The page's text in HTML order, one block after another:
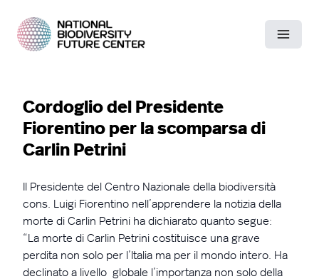
Cordoglio del Presidente
Fiorentino per la scomparsa di
Carlin Petrini
Il Presidente del Centro Nazionale della biodiversità
cons. Luigi Fiorentino nell’apprendere la notizia della
morte di Carlin Petrini ha dichiarato quanto segue:
“La morte di Carlin Petrini costituisce una grave
perdita non solo per l’Italia ma per il mondo intero. Ha
declinato a livello globale l’importanza non solo della